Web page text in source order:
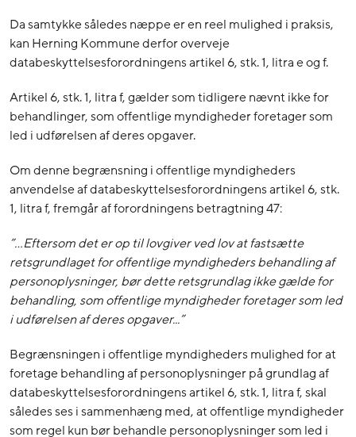
Da samtykke således næppe er en reel mulighed i praksis,
kan Herning Kommune derfor overveje
databeskyttelsesforordningens artikel 6, stk. 1, litra e og f.
Artikel 6, stk. 1, litra f, gælder som tidligere nævnt ikke for
behandlinger, som offentlige myndigheder foretager som
led i udførelsen af deres opgaver.
Om denne begrænsning i offentlige myndigheders
anvendelse af databeskyttelsesforordningens artikel 6, stk.
1, litra f, fremgår af forordningens betragtning 47:
”…Eftersom det er op til lovgiver ved lov at fastsætte
retsgrundlaget for offentlige myndigheders behandling af
personoplysninger, bør dette retsgrundlag ikke gælde for
behandling, som offentlige myndigheder foretager som led
i udførelsen af deres opgaver...”
Begrænsningen i offentlige myndigheders mulighed for at
foretage behandling af personoplysninger på grundlag af
databeskyttelsesforordningens artikel 6, stk. 1, litra f, skal
således ses i sammenhæng med, at offentlige myndigheder
som regel kun bør behandle personoplysninger som led i